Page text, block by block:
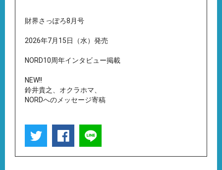
財界さっぽろ8月号
2026年7月15日（水）発売
NORD10周年インタビュー掲載
NEW!!
鈴井貴之、オクラホマ、
NORDへのメッセージ寄稿